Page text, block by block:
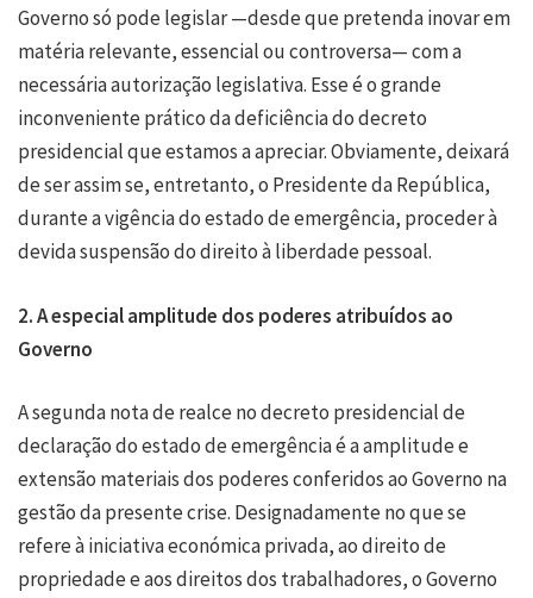
Governo só pode legislar —desde que pretenda inovar em
matéria relevante, essencial ou controversa— com a
necessária autorização legislativa. Esse é o grande
inconveniente prático da deficiência do decreto
presidencial que estamos a apreciar. Obviamente, deixará
de ser assim se, entretanto, o Presidente da República,
durante a vigência do estado de emergência, proceder à
devida suspensão do direito à liberdade pessoal.
2. A especial amplitude dos poderes atribuídos ao
Governo
A segunda nota de realce no decreto presidencial de
declaração do estado de emergência é a amplitude e
extensão materiais dos poderes conferidos ao Governo na
gestão da presente crise. Designadamente no que se
refere à iniciativa económica privada, ao direito de
propriedade e aos direitos dos trabalhadores, o Governo